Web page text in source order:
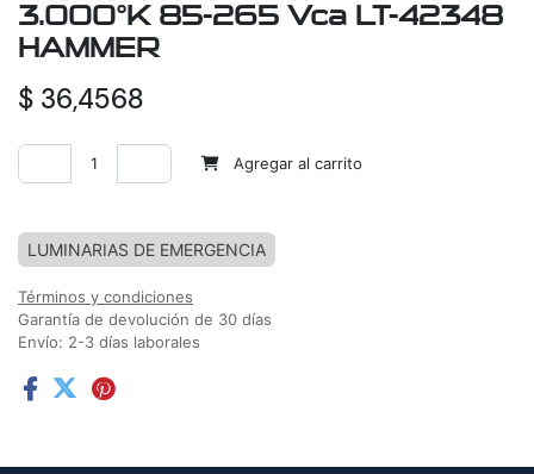
3.000°K 85-265 Vca LT-42348
HAMMER
$ 36,4568
Agregar al carrito
LUMINARIAS DE EMERGENCIA
Términos y condiciones
Garantía de devolución de 30 días
Envío: 2-3 días laborales